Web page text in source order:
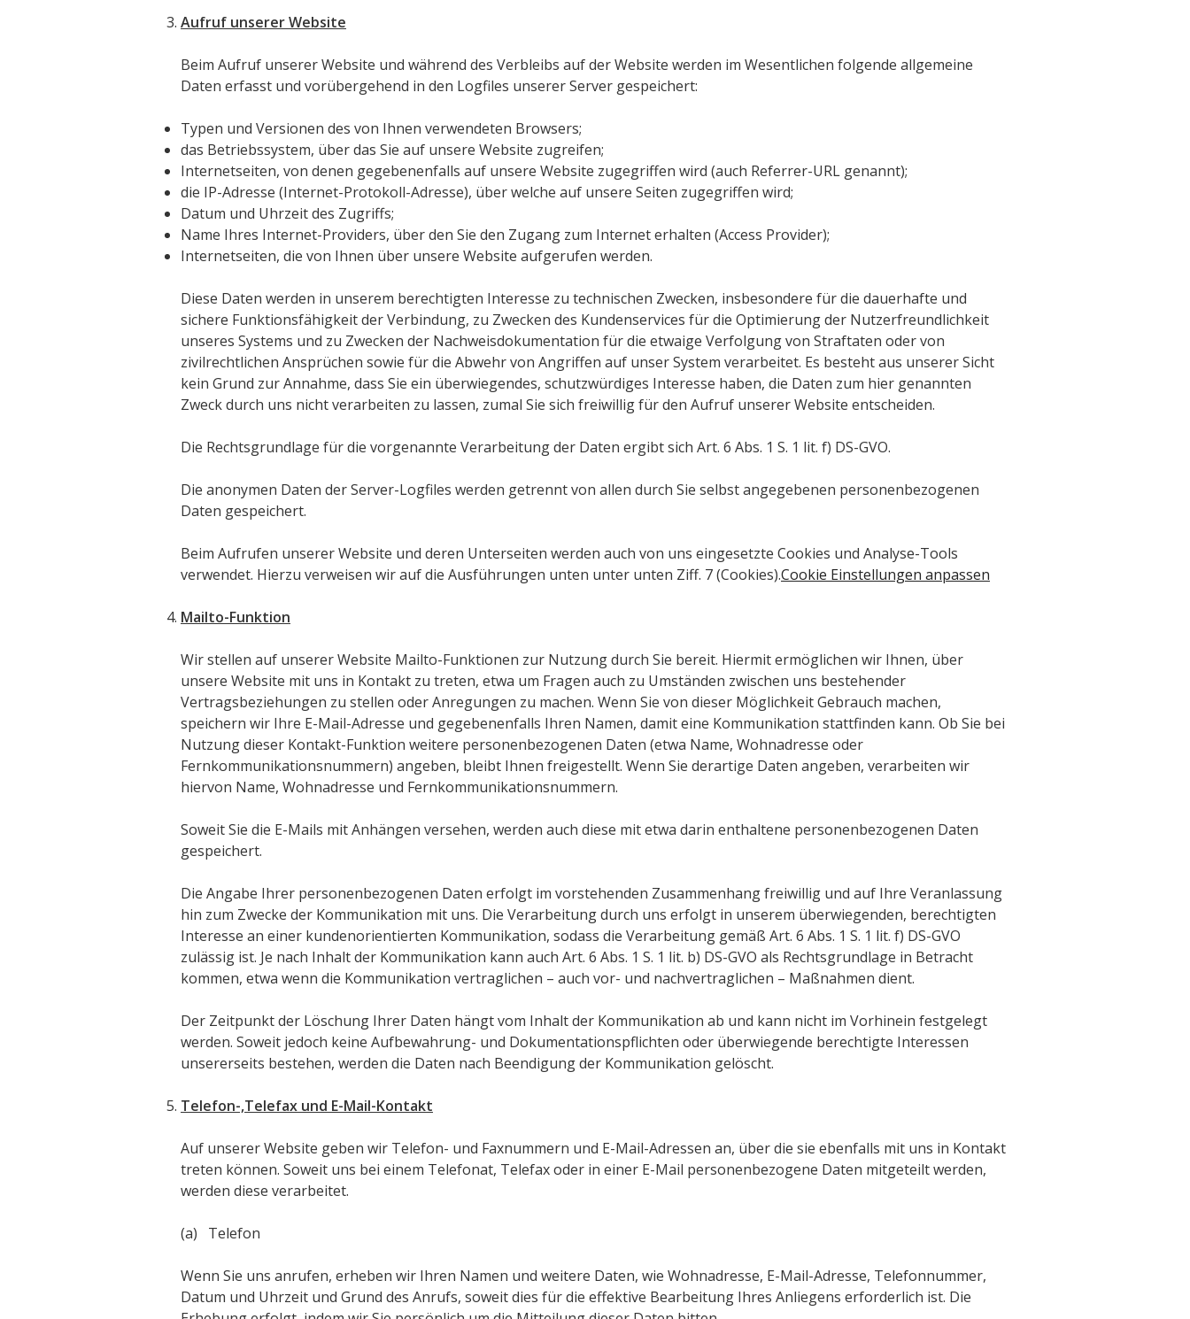
Aufruf unserer Website
Beim Aufruf unserer Website und während des Verbleibs auf der Website werden im Wesentlichen folgende allgemeine
Daten erfasst und vorübergehend in den Logfiles unserer Server gespeichert:
Typen und Versionen des von Ihnen verwendeten Browsers;
das Betriebssystem, über das Sie auf unsere Website zugreifen;
Internetseiten, von denen gegebenenfalls auf unsere Website zugegriffen wird (auch Referrer-URL genannt);
die IP-Adresse (Internet-Protokoll-Adresse), über welche auf unsere Seiten zugegriffen wird;
Datum und Uhrzeit des Zugriffs;
Name Ihres Internet-Providers, über den Sie den Zugang zum Internet erhalten (Access Provider);
Internetseiten, die von Ihnen über unsere Website aufgerufen werden.
Diese Daten werden in unserem berechtigten Interesse zu technischen Zwecken, insbesondere für die dauerhafte und
sichere Funktionsfähigkeit der Verbindung, zu Zwecken des Kundenservices für die Optimierung der Nutzerfreundlichkeit
unseres Systems und zu Zwecken der Nachweisdokumentation für die etwaige Verfolgung von Straftaten oder von
zivilrechtlichen Ansprüchen sowie für die Abwehr von Angriffen auf unser System verarbeitet. Es besteht aus unserer Sicht
kein Grund zur Annahme, dass Sie ein überwiegendes, schutzwürdiges Interesse haben, die Daten zum hier genannten
Zweck durch uns nicht verarbeiten zu lassen, zumal Sie sich freiwillig für den Aufruf unserer Website entscheiden.
Die Rechtsgrundlage für die vorgenannte Verarbeitung der Daten ergibt sich Art. 6 Abs. 1 S. 1 lit. f) DS-GVO.
Die anonymen Daten der Server-Logfiles werden getrennt von allen durch Sie selbst angegebenen personenbezogenen
Daten gespeichert.
Beim Aufrufen unserer Website und deren Unterseiten werden auch von uns eingesetzte Cookies und Analyse-Tools
verwendet. Hierzu verweisen wir auf die Ausführungen unten unter unten Ziff. 7 (Cookies).Cookie Einstellungen anpassen
Mailto-Funktion
Wir stellen auf unserer Website Mailto-Funktionen zur Nutzung durch Sie bereit. Hiermit ermöglichen wir Ihnen, über
unsere Website mit uns in Kontakt zu treten, etwa um Fragen auch zu Umständen zwischen uns bestehender
Vertragsbeziehungen zu stellen oder Anregungen zu machen. Wenn Sie von dieser Möglichkeit Gebrauch machen,
speichern wir Ihre E-Mail-Adresse und gegebenenfalls Ihren Namen, damit eine Kommunikation stattfinden kann. Ob Sie bei
Nutzung dieser Kontakt-Funktion weitere personenbezogenen Daten (etwa Name, Wohnadresse oder
Fernkommunikationsnummern) angeben, bleibt Ihnen freigestellt. Wenn Sie derartige Daten angeben, verarbeiten wir
hiervon Name, Wohnadresse und Fernkommunikationsnummern.
Soweit Sie die E-Mails mit Anhängen versehen, werden auch diese mit etwa darin enthaltene personenbezogenen Daten
gespeichert.
Die Angabe Ihrer personenbezogenen Daten erfolgt im vorstehenden Zusammenhang freiwillig und auf Ihre Veranlassung
hin zum Zwecke der Kommunikation mit uns. Die Verarbeitung durch uns erfolgt in unserem überwiegenden, berechtigten
Interesse an einer kundenorientierten Kommunikation, sodass die Verarbeitung gemäß Art. 6 Abs. 1 S. 1 lit. f) DS-GVO
zulässig ist. Je nach Inhalt der Kommunikation kann auch Art. 6 Abs. 1 S. 1 lit. b) DS-GVO als Rechtsgrundlage in Betracht
kommen, etwa wenn die Kommunikation vertraglichen – auch vor- und nachvertraglichen – Maßnahmen dient.
Der Zeitpunkt der Löschung Ihrer Daten hängt vom Inhalt der Kommunikation ab und kann nicht im Vorhinein festgelegt
werden. Soweit jedoch keine Aufbewahrung- und Dokumentationspflichten oder überwiegende berechtigte Interessen
unsererseits bestehen, werden die Daten nach Beendigung der Kommunikation gelöscht.
Telefon-,Telefax und E-Mail-Kontakt
Auf unserer Website geben wir Telefon- und Faxnummern und E-Mail-Adressen an, über die sie ebenfalls mit uns in Kontakt
treten können. Soweit uns bei einem Telefonat, Telefax oder in einer E-Mail personenbezogene Daten mitgeteilt werden,
werden diese verarbeitet.
(a) Telefon
Wenn Sie uns anrufen, erheben wir Ihren Namen und weitere Daten, wie Wohnadresse, E-Mail-Adresse, Telefonnummer,
Datum und Uhrzeit und Grund des Anrufs, soweit dies für die effektive Bearbeitung Ihres Anliegens erforderlich ist. Die